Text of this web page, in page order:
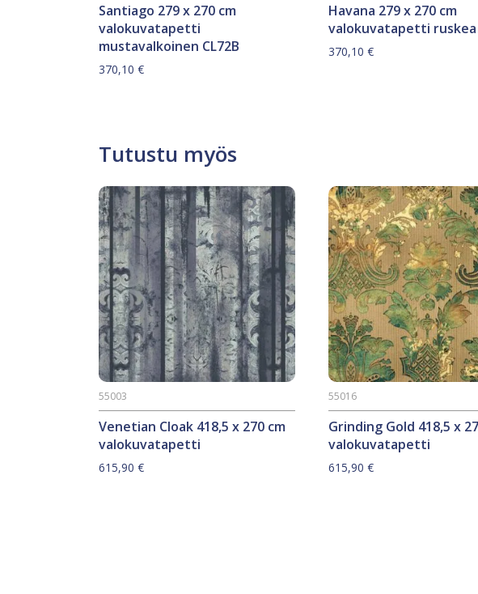
Santiago 279 x 270 cm
valokuvatapetti
mustavalkoinen CL72B
370,10 €
Havana 279 x 270 cm
valokuvatapetti ruskea
370,10€
Tutustu myös
Venetian Cloak 418,5 x 270 cm
valokuvatapetti
55003
615,90 €
Grinding Gold 418,5 x
valokuvatapetti
55016
615,90€